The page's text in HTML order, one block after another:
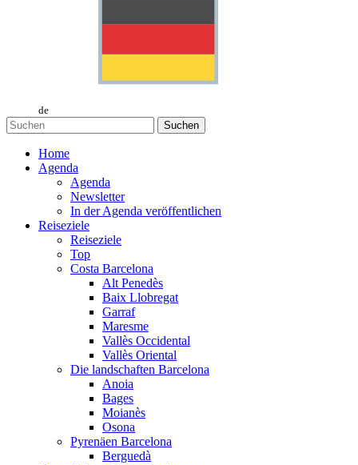
de
Suchen
Home
Agenda
Agenda
Newsletter
In der Agenda veröffentlichen
Reiseziele
Reiseziele
Top
Costa Barcelona
Alt Penedès
Baix Llobregat
Garraf
Maresme
Vallès Occidental
Vallès Oriental
Die landschaften Barcelona
Anoia
Bages
Moianès
Osona
Pyrenäen Barcelona
Berguedà